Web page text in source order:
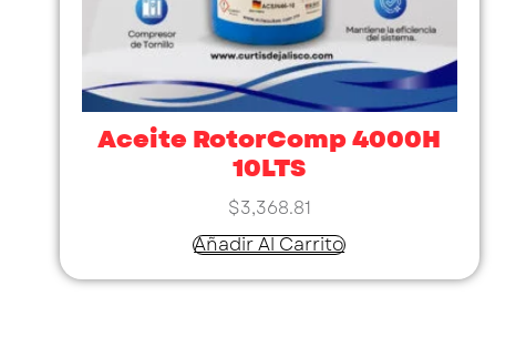
Aceite RotorComp 4000H
10LTS
$3,368.81
Añadir Al Carrito